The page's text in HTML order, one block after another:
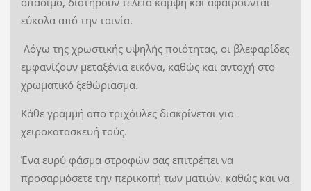
εύκολα από την ταινία.
Λόγω της χρωστικής υψηλής ποιότητας, οι βλεφαρίδες
εμφανίζουν μεταξένια εικόνα, καθώς και αντοχή στο
χρωματικό ξεθώριασμα.
Κάθε γραμμή απο τριχόυλες διακρίνεται για
χειροκατασκευή τούς.
Ένα ευρύ φάσμα στροφών σας επιτρέπει να
προσαρμόσετε την περικοπή των ματιών, καθώς και να